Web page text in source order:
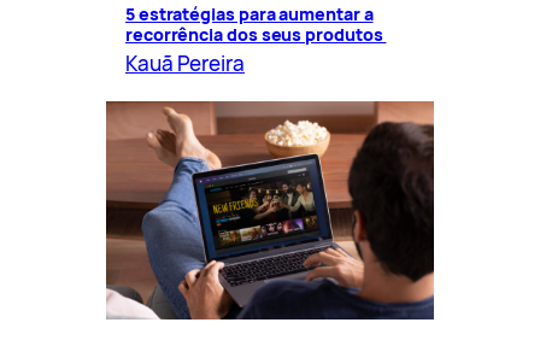
5 estratégias para aumentar a
recorrência dos seus produtos
Kauã Pereira